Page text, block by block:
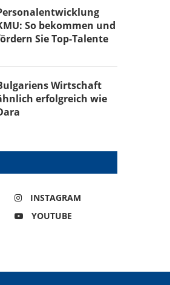
So bekommen und
Sie Top-Talente
Wirtschaft
erfolgreich wie
INSTAGRAM
YOUTUBE